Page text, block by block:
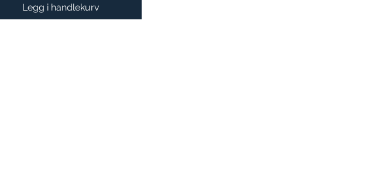
Legg i handlekurv